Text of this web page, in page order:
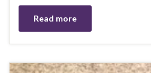
Read more